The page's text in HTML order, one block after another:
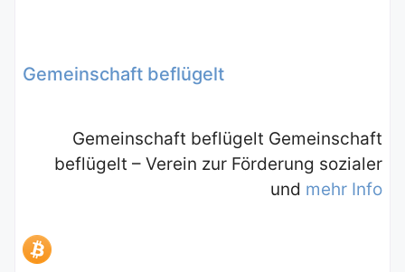
Gemeinschaft beflügelt
Gemeinschaft beflügelt Gemeinschaft
beflügelt – Verein zur Förderung sozialer
und mehr Info